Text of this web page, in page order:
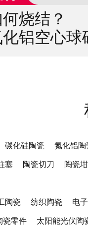
烧结？
铝空心球
碳化硅陶瓷 氮化铝陶
塞 陶瓷切刀 陶瓷
陶瓷 纺织陶瓷 电
瓷零件 太阳能光伏陶